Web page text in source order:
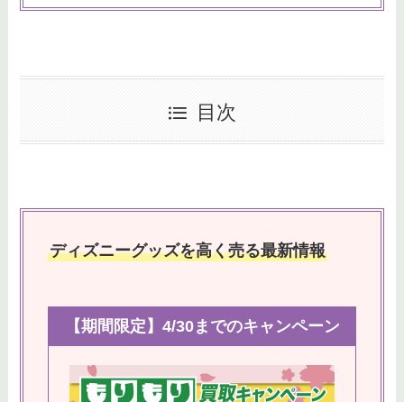
目次
ディズニーグッズを高く売る最新情報
【期間限定】4/30までのキャンペーン